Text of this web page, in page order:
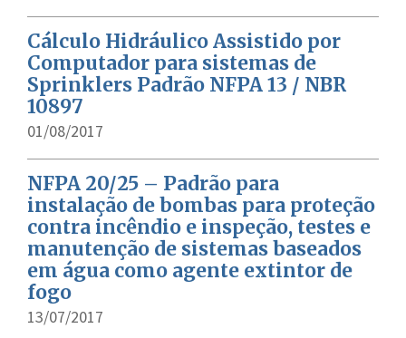
Cálculo Hidráulico Assistido por
Computador para sistemas de
Sprinklers Padrão NFPA 13 / NBR
10897
01/08/2017
NFPA 20/25 – Padrão para
instalação de bombas para proteção
contra incêndio e inspeção, testes e
manutenção de sistemas baseados
em água como agente extintor de
fogo
13/07/2017